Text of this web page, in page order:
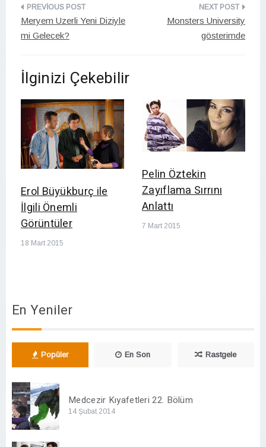
Yazı
gezinmesi
Meryem Uzerli Yeni Diziyle
mi Gelecek?
Monsters University
gösterimde
İlginizi Çekebilir
Erol Büyükburç ile
İlgili Önemli
Görüntüler
18 Mart 2015
Pelin Öztekin
Zayıflama Sırrını
Anlattı
7 Mart 2015
En Yeniler
Popüler En Son Rastgele
Medcezir Kıyafetleri 22. Bölüm
14 Şubat 2014